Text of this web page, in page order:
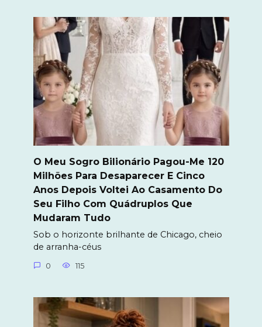
O Meu Sogro Bilionário Pagou-Me 120
Milhões Para Desaparecer E Cinco
Anos Depois Voltei Ao Casamento Do
Seu Filho Com Quádruplos Que
Mudaram Tudo
Sob o horizonte brilhante de Chicago, cheio
de arranha-céus
0 115